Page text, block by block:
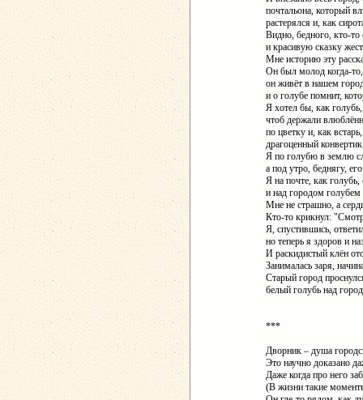
почтальона, который
растерялся и, как
Видно, бедного, кто-
и красивую сказку
Мне историю эту
Он был молод когда-
он живёт в нашем
и о голубе помнит,
Я хотел бы, как голубь,
чтоб держали
по цветку и, как
драгоценный
Я по голубю в землю
а под утро, беднягу,
Я на почте, как голубь,
и над городом
Мне не страшно, а
Кто-то крикнул:
Я, спустившись,
но теперь я здоров и
И раскидистый клён
Занималась заря,
Старый город
белый голубь над
***
Дворник – душа
Это научно доказано
Даже когда про него
(В жизни такие